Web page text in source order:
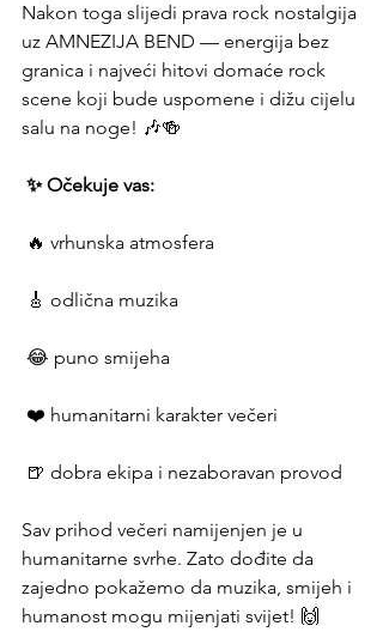
Nakon toga slijedi prava rock nostalgija
uz AMNEZIJA BEND — energija bez
granica i najveći hitovi domaće rock
scene koji bude uspomene i dižu cijelu
salu na noge! 🎶🍻
✨ Očekuje vas:
🔥 vrhunska atmosfera
🎸 odlična muzika
😂 puno smijeha
❤️ humanitarni karakter večeri
🍺 dobra ekipa i nezaboravan provod
Sav prihod večeri namijenjen je u
humanitarne svrhe. Zato dođite da
zajedno pokažemo da muzika, smijeh i
humanost mogu mijenjati svijet! 🙌